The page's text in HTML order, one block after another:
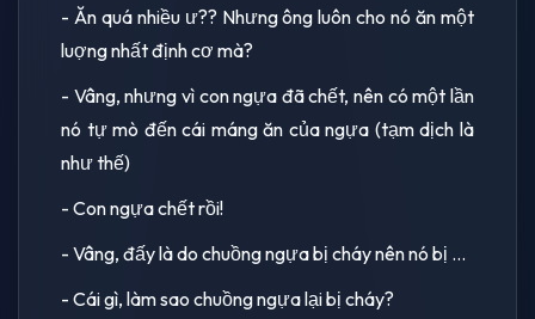
- Ăn quá nhiều ư?? Nhưng ông luôn cho nó ăn một
luợng nhất định cơ mà?
- Vâng, nhưng vì con ngựa đã chết, nên có một lần
nó tự mò đến cái máng ăn của ngựa (tạm dịch là
như thế)
- Con ngựa chết rồi!
- Vâng, đấy là do chuồng ngựa bị cháy nên nó bị ...
- Cái gì, làm sao chuồng ngựa lại bị cháy?